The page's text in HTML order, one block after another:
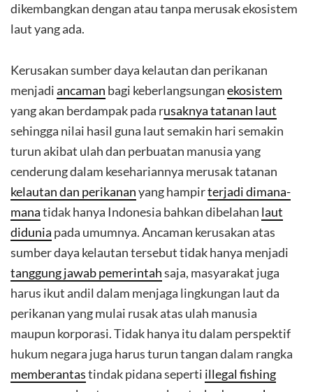
dikembangkan dengan atau tanpa merusak ekosistem
laut yang ada.
Kerusakan sumber daya kelautan dan perikanan
menjadiancaman bagi keberlangsunganekosistem
yang akan berdampak pada rusaknya tatanan laut
sehingga nilai hasil guna laut semakin hari semakin
turun akibat ulah dan perbuatan manusia yang
cenderung dalam kesehariannya merusak tatanan
kelautan dan perikananyang hampirterjadi dimana-
manatidak hanya Indonesia bahkan dibelahan laut
didunia pada umumnya. Ancaman kerusakan atas
sumber daya kelautan tersebut tidak hanya menjadi
tanggung jawab pemerintahsaja, masyarakat juga
harus ikut andil dalam menjaga lingkungan laut da
perikanan yang mulai rusak atas ulah manusia
maupun korporasi. Tidak hanya itu dalam perspektif
hukum negara juga harus turun tangan dalam rangka
memberantastindak pidana seperti illegal fishing